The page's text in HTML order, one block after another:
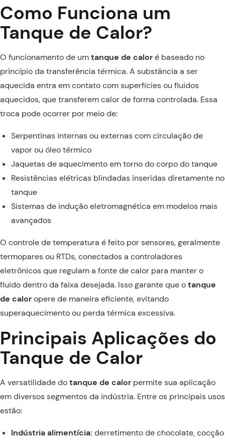
Como Funciona um
Tanque de Calor?
O funcionamento de umtanque de caloré baseado no
princípio da transferência térmica. A substância a ser
aquecida entra em contato com superfícies ou fluidos
aquecidos, que transferem calor de forma controlada. Essa
troca pode ocorrer por meio de:
Serpentinas internas ou externas com circulação de
vapor ou óleo térmico
Jaquetas de aquecimento em torno do corpo do tanque
Resistências elétricas blindadas inseridas diretamente no
tanque
Sistemas de indução eletromagnética em modelos mais
avançados
O controle de temperatura é feito por sensores, geralmente
termopares ou RTDs, conectados a controladores
eletrônicos que regulam a fonte de calor para manter o
fluido dentro da faixa desejada. Isso garante que otanque
de caloropere de maneira eficiente, evitando
superaquecimento ou perda térmica excessiva.
Principais Aplicações do
Tanque de Calor
A versatilidade dotanque de calor permite sua aplicação
em diversos segmentos da indústria. Entre os principais usos
estão:
Indústria alimentícia: derretimento de chocolate, cocção